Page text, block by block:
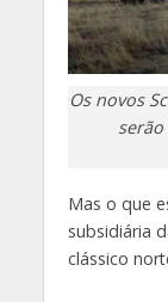
Os novos
Mas o que
subsidiária
clássico